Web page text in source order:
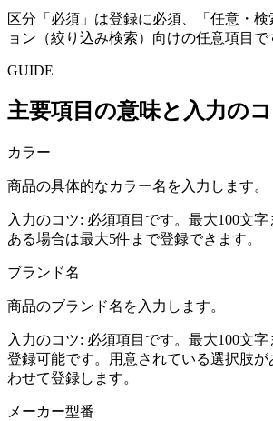
区分「必須」は登録に必須、「任意・
ョン（絞り込み検索）向けの任意項目で
GUIDE
主要項目の意味と入力の
カラー
商品の具体的なカラー名を入力します。
入力のコツ: 必須項目です。最大100文
ある場合は最大5件まで登録できます。
ブランド名
商品のブランド名を入力します。
入力のコツ: 必須項目です。最大100文
登録可能です。用意されている選択肢
わせて登録します。
メーカー型番